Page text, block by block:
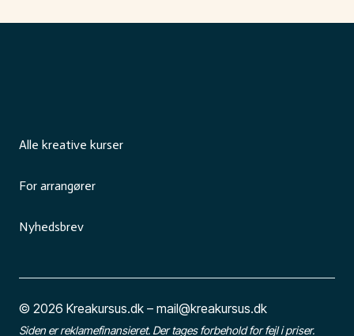
Alle kreative kurser
For arrangører
Nyhedsbrev
© 2026 Kreakursus.dk – mail@kreakursus.dk
Siden er reklamefinansieret. Der tages forbehold for fejl i priser.